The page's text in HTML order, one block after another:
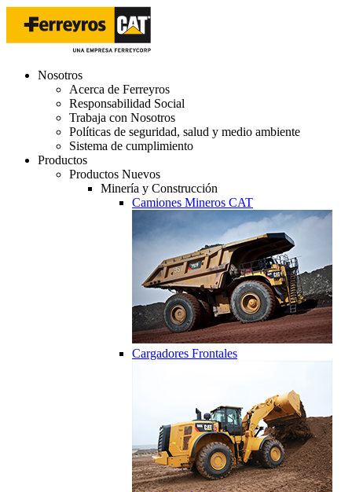
Nosotros
Acerca de Ferreyros
Responsabilidad Social
Trabaja con Nosotros
Políticas de seguridad, salud y medio ambiente
Sistema de cumplimiento
Productos
Productos Nuevos
Minería y Construcción
Camiones Mineros CAT
Cargadores Frontales